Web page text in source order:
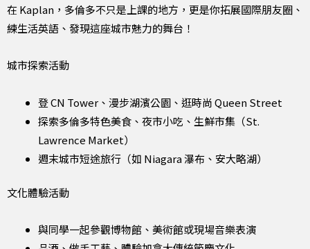
在 Kaplan，多倫多不只是上課的地方，更是你拓展國際朋友圈、
練生活英語、發現這座城市魅力的舞台！
城市探索活動
登 CN Tower、漫步湖濱公園、逛時尚 Queen Street
探索多倫多特色美食、夜市小吃、生鮮市集（St.
Lawrence Market）
週末城市短途旅行（如 Niagara 瀑布、安大略湖）
文化體驗活動
與同學一起參觀博物館、美術館或現場音樂表演